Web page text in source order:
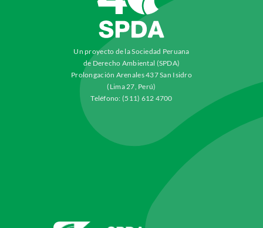
Un proyecto de la Sociedad Peruana
de Derecho Ambiental (SPDA)
Prolongación Arenales 437 San Isidro
(Lima 27, Perú)
Teléfono: (511) 612 4700